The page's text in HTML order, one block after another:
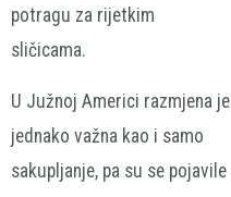
potragu za rijetkim
sličicama.
U Južnoj Americi razmjena je
jednako važna kao i samo
sakupljanje, pa su se pojavile